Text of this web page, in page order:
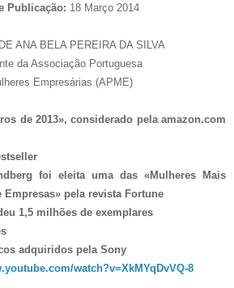
Publicação: 18 Março 2014
ANA BELA PEREIRA DA SILVA
da Associação Portuguesa
Empresárias (APME)
de 2013», considerado pela amazon.com
foi eleita uma das «Mulheres Mais
Empresas» pela revista Fortune
1,5 milhões de exemplares
adquiridos pela Sony
watch?v=XkMYqDvVQ-8